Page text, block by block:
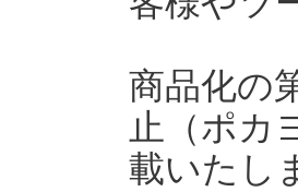
商品化の
止（ポカ
載いたし